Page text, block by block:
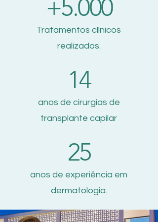
+5.000
Tratamentos clínicos
realizados.
14
anos de cirurgias de
transplante capilar
25
anos de experiência em
dermatologia.